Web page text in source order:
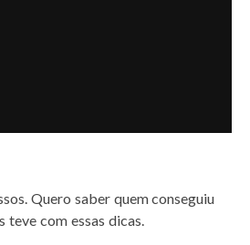
Quero saber quem conseguiu
teve com essas dicas.